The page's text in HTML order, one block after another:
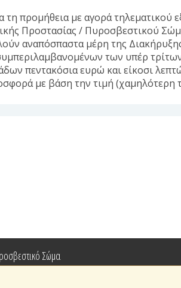
τη προμήθεια με αγορά
Προστασίας / Πυροσβεστικού
αναπόσπαστα μέρη της
των υπέρ
πεντακόσια ευρώ και είκοσι
με βάση την τιμή (χαμηλότερη
Σώμα
Ιδεών